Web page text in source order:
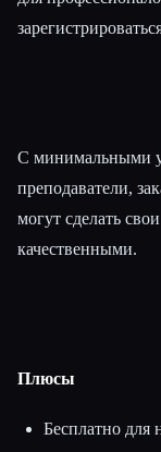
С минимальными
преподаватели,
могут сделать
качественными.
Плюсы
Бесплатно для